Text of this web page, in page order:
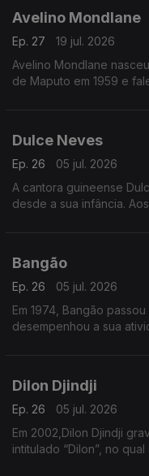
Avelino Mondlane
Ep. 27
19 jul. 2026
Avelino Mondlane
de Maputo em 1959 e
Dulce Neves
Ep. 26
05 jul. 2026
A cantora guineense
desde a sua infância.
Bangão
Ep. 26
05 jul. 2026
Em 1974, Bangão
desempenhou a sua
Dilon Djindji
Ep. 26
05 jul. 2026
Em 2002,Dilon Djindji
intitulado “Dilon”, no